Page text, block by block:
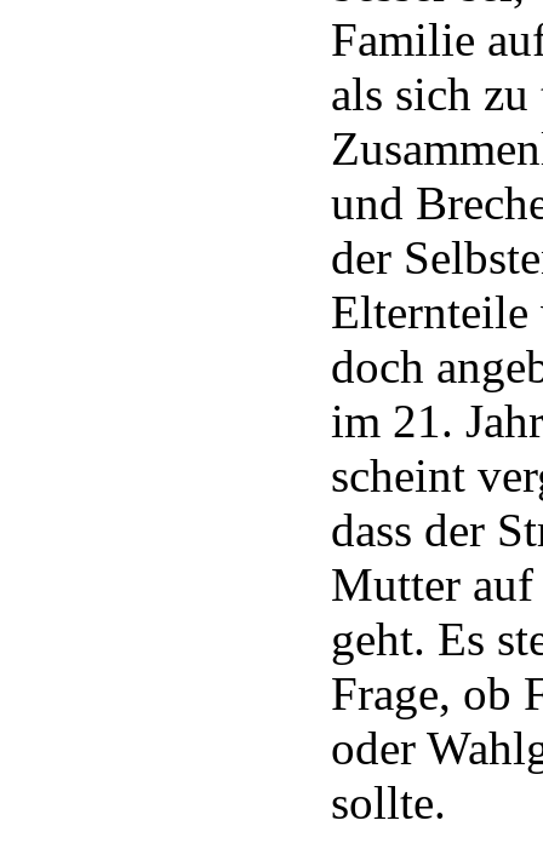
Familie
als sich
und
der
Elternteile
doch
im 21.
scheint
dass der
Mutter
geht. Es
Frage, ob
oder
sollte.